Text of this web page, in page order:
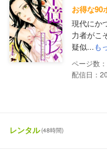
お得な90
現代にか
力者がこ
疑似...も
配信日：
レンタル(48時間)